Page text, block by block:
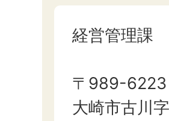
経営管理課
〒989-6223
大崎市古川